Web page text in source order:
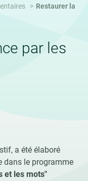
Restaurer la
par les
a été élaboré
dans le programme
et les mots"